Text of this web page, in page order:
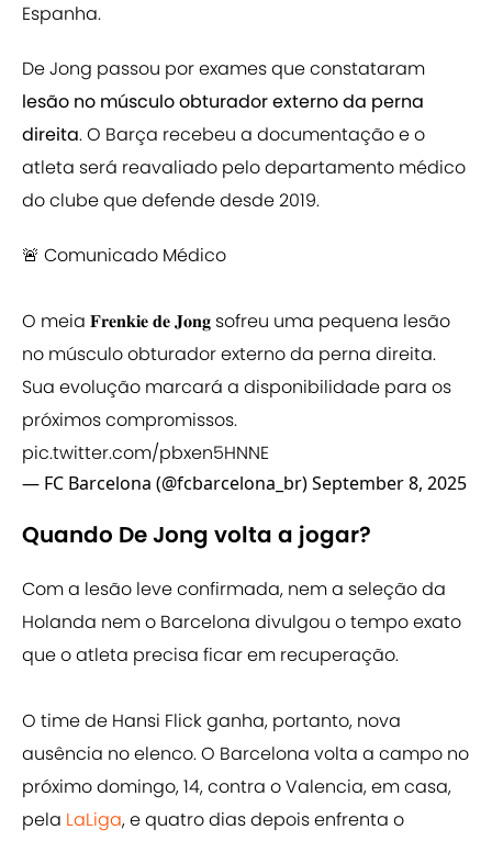
Espanha.
De Jong passou por exames que constataram
lesão no músculo obturador externo da perna
direita. O Barça recebeu a documentação e o
atleta será reavaliado pelo departamento médico
do clube que defende desde 2019.
🚨 Comunicado Médico
O meia 𝐅𝐫𝐞𝐧𝐤𝐢𝐞 𝐝𝐞 𝐉𝐨𝐧𝐠 sofreu uma pequena lesão
no músculo obturador externo da perna direita.
Sua evolução marcará a disponibilidade para os
próximos compromissos.
pic.twitter.com/pbxen5HNNE
— FC Barcelona (@fcbarcelona_br)September 8, 2025
Quando De Jong volta a jogar?
Com a lesão leve confirmada, nem a seleção da
Holanda nem o Barcelona divulgou o tempo exato
que o atleta precisa ficar em recuperação.
O time de Hansi Flick ganha, portanto, nova
ausência no elenco. O Barcelona volta a campo no
próximo domingo, 14, contra o Valencia, em casa,
pela LaLiga, e quatro dias depois enfrenta o